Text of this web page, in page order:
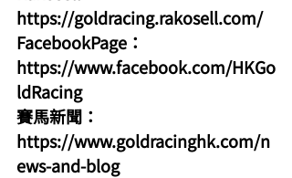
https://goldracing.rakosell.com/
FacebookPage：
https://www.facebook.com/HKGo
ldRacing
賽馬新聞：
https://www.goldracinghk.com/n
ews-and-blog